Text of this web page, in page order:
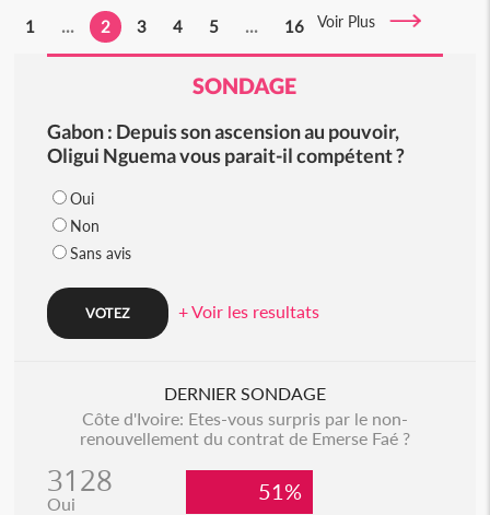
1 ... 2 3 4 5 ... 16 Voir Plus
SONDAGE
Gabon : Depuis son ascension au pouvoir,
Oligui Nguema vous parait-il compétent ?
Oui
Non
Sans avis
+ Voir les resultats
DERNIER SONDAGE
Côte d'Ivoire: Etes-vous surpris par le non-
renouvellement du contrat de Emerse Faé ?
3128
Oui 51%